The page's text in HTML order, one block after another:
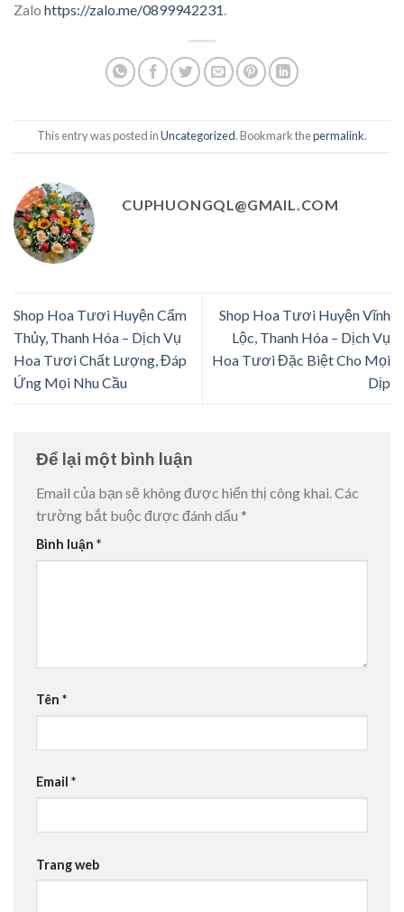
Zalo https://zalo.me/0899942231.
This entry was posted inUncategorized. Bookmark thepermalink.
CUPHUONGQL@GMAIL.COM
Shop Hoa Tươi Huyện Cẩm
Thủy, Thanh Hóa – Dịch Vụ
Hoa Tươi Chất Lượng, Đáp
Ứng Mọi Nhu Cầu
Shop Hoa Tươi Huyện Vĩnh
Lộc, Thanh Hóa – Dịch Vụ
Hoa Tươi Đặc Biệt Cho Mọi
Dịp
Để lại một bình luận
Email của bạn sẽ không được hiển thị công khai.Các
trường bắt buộc được đánh dấu *
Bình luận *
Tên *
Email *
Trang web